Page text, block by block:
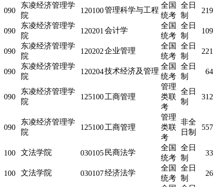
090
东凌经济管理学
院
120100管理科学与工程
全国
统考
全日
制
219
090
东凌经济管理学
院
120201 会计学
全国
统考
全日
制
109
090
东凌经济管理学
院
120202企业管理
全国
统考
全日
制
221
090
东凌经济管理学
院
120204技术经济及管理
全国
统考
全日
制
64
090
东凌经济管理学
院
125100工商管理
管理
类联
考
全日
制
312
090
东凌经济管理学
院
125100工商管理
管理
类联
考
非全
日制
557
100 文法学院 030105 民商法学
全国
统考
全日
制
33
100 文法学院 030107经济法学
全国
统考
全日
制
26